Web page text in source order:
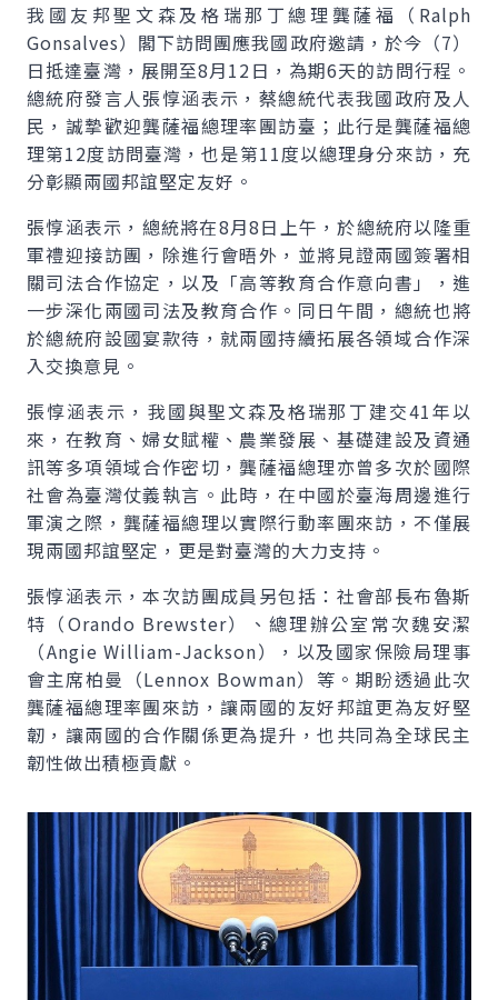
我國友邦聖文森及格瑞那丁總理龔薩福（ Ralph
Gonsalves）閣下訪問團應我國政府邀請，於今（7）
日抵達臺灣，展開至8月12日，為期6天的訪問行程。
總統府發言人張惇涵表示，蔡總統代表我國政府及人
民，誠摯歡迎龔薩福總理率團訪臺；此行是龔薩福總
理第12度訪問臺灣，也是第11度以總理身分來訪，充
分彰顯兩國邦誼堅定友好。
張惇涵表示，總統將在8月8日上午，於總統府以隆重
軍禮迎接訪團，除進行會晤外，並將見證兩國簽署相
關司法合作協定，以及「高等教育合作意向書」，進
一步深化兩國司法及教育合作。同日午間，總統也將
於總統府設國宴款待，就兩國持續拓展各領域合作深
入交換意見。
張惇涵表示，我國與聖文森及格瑞那丁建交41年以
來，在教育、婦女賦權、農業發展、基礎建設及資通
訊等多項領域合作密切，龔薩福總理亦曾多次於國際
社會為臺灣仗義執言。此時，在中國於臺海周邊進行
軍演之際，龔薩福總理以實際行動率團來訪，不僅展
現兩國邦誼堅定，更是對臺灣的大力支持。
張惇涵表示，本次訪團成員另包括：社會部長布魯斯
特（Orando Brewster）、總理辦公室常次魏安潔
（Angie William-Jackson），以及國家保險局理事
會主席柏曼（Lennox Bowman）等。期盼透過此次
龔薩福總理率團來訪，讓兩國的友好邦誼更為友好堅
韌，讓兩國的合作關係更為提升，也共同為全球民主
韌性做出積極貢獻。